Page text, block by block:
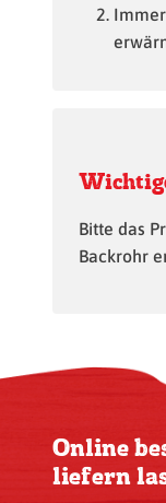
Bitte das
Backrohr
Online
liefern